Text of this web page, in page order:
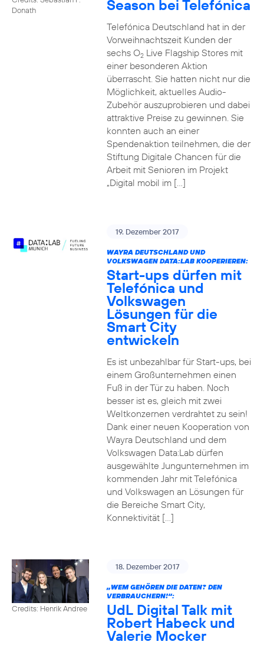
Donath
Season bei Telefónica
Telefónica Deutschland hat in der
Vorweihnachtszeit Kunden der
sechs O2Live Flagship Stores mit
einer besonderen Aktion
überrascht. Sie hatten nicht nur die
Möglichkeit, aktuelles Audio-
Zubehör auszuprobieren und dabei
attraktive Preise zu gewinnen. Sie
konnten auch an einer
Spendenaktion teilnehmen, die der
Stiftung Digitale Chancen für die
Arbeit mit Senioren im Projekt
„Digital mobil im […]
19. Dezember 2017
WAYRA DEUTSCHLAND UND
VOLKSWAGEN DATA:LAB KOOPERIEREN:
Start-ups dürfen mit
Telefónica und
Volkswagen
Lösungen für die
Smart City
entwickeln
Es ist unbezahlbar für Start-ups, bei
einem Großunternehmen einen
Fuß in der Tür zu haben. Noch
besser ist es, gleich mit zwei
Weltkonzernen verdrahtet zu sein!
Dank einer neuen Kooperation von
Wayra Deutschland und dem
Volkswagen Data:Lab dürfen
ausgewählte Jungunternehmen im
kommenden Jahr mit Telefónica
und Volkswagen an Lösungen für
die Bereiche Smart City,
Konnektivität […]
Credits: Henrik Andree
18. Dezember 2017
„WEM GEHÖREN DIE DATEN? DEN
VERBRAUCHERN!“:
UdL Digital Talk mit
Robert Habeck und
Valerie Mocker